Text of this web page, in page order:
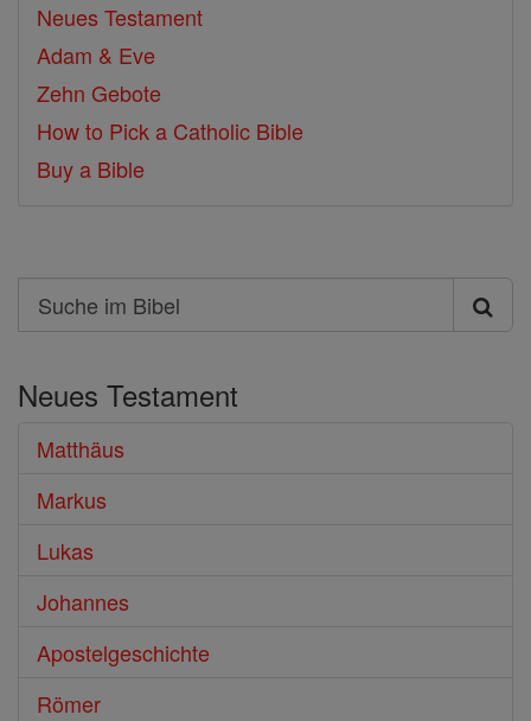
Neues Testament
Adam & Eve
Zehn Gebote
How to Pick a Catholic Bible
Buy a Bible
Search
Suche
Bibel
Neues Testament
Matthäus
Markus
Lukas
Johannes
Apostelgeschichte
Römer